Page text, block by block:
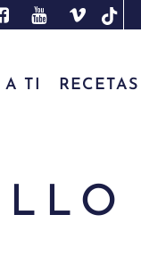
A TI RECETAS